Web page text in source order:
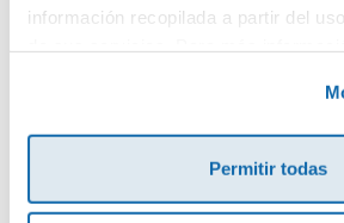
información recopilada a partir del
Permitir todas
Debes iniciar sesión